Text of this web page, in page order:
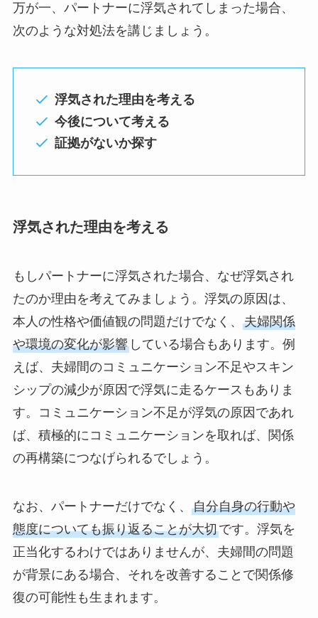
万が一、パートナーに浮気されてしまった場合、
次のような対処法を講じましょう。
浮気された理由を考える
今後について考える
証拠がないか探す
浮気された理由を考える
もしパートナーに浮気された場合、なぜ浮気され
たのか理由を考えてみましょう。浮気の原因は、
本人の性格や価値観の問題だけでなく、 夫婦関係
や環境の変化が影響している場合もあります。例
えば、夫婦間のコミュニケーション不足やスキン
シップの減少が原因で浮気に走るケースもありま
す。コミュニケーション不足が浮気の原因であれ
ば、積極的にコミュニケーションを取れば、関係
の再構築につなげられるでしょう。
なお、パートナーだけでなく、 自分自身の行動や
態度についても振り返ることが大切です。浮気を
正当化するわけではありませんが、夫婦間の問題
が背景にある場合、それを改善することで関係修
復の可能性も生まれます。